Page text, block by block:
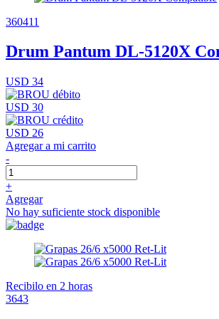
360411
Drum Pantum DL-5120X
USD 34
USD 30
USD 26
Agregar a mi carrito
-
+
Agregar
No hay suficiente stock disponible
Recibilo en 2 horas
3643